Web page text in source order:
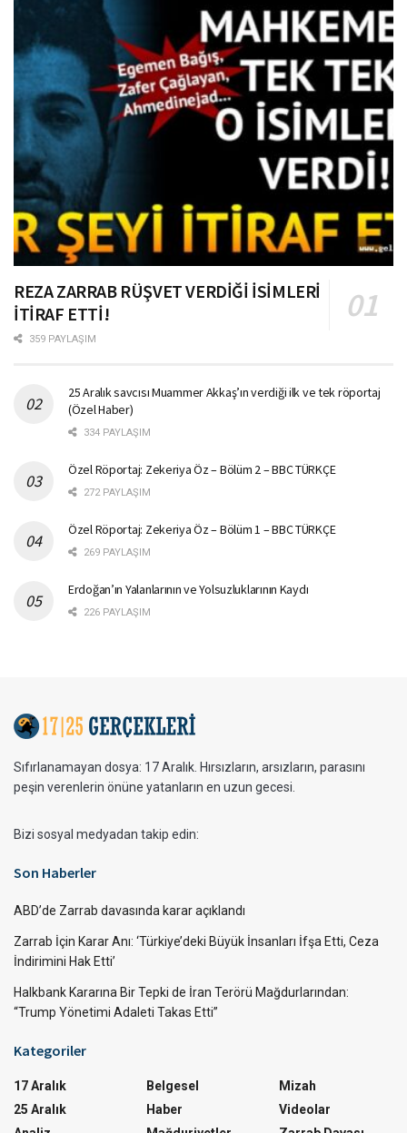
REZA ZARRAB RÜŞVET VERDİĞİ İSİMLERİ
İTİRAF ETTİ!
359 PAYLAŞIM
25 Aralık savcısı Muammer Akkaş’ın verdiği ilk ve tek röportaj
(Özel Haber)
334 PAYLAŞIM
Özel Röportaj: Zekeriya Öz – Bölüm 2 – BBC TÜRKÇE
272 PAYLAŞIM
Özel Röportaj: Zekeriya Öz – Bölüm 1 – BBC TÜRKÇE
269 PAYLAŞIM
Erdoğan’ın Yalanlarının ve Yolsuzluklarının Kaydı
226 PAYLAŞIM
Sıfırlanamayan dosya: 17 Aralık. Hırsızların, arsızların, parasını
peşin verenlerin önüne yatanların en uzun gecesi.
Bizi sosyal medyadan takip edin:
Son Haberler
ABD’de Zarrab davasında karar açıklandı
Zarrab İçin Karar Anı: ‘Türkiye’deki Büyük İnsanları İfşa Etti, Ceza
İndirimini Hak Etti’
Halkbank Kararına Bir Tepki de İran Terörü Mağdurlarından:
“Trump Yönetimi Adaleti Takas Etti”
Kategoriler
17 Aralık
25 Aralık
Belgesel
Haber
Mizah
Videolar